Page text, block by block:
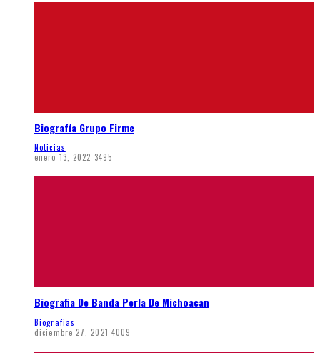
Biografía Grupo Firme
Noticias
enero 13, 2022 3495
Biografia De Banda Perla De Michoacan
Biografias
diciembre 27, 2021 4009